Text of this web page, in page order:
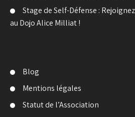
Stage de Self-Défense :
au Dojo Alice Milliat !
Blog
Mentions légales
Statut de l’Association